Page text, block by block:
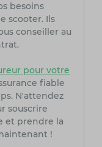
besoins
scooter. Ils
conseiller au
pour votre
fiable
N'attendez
souscrire
et prendre la
!